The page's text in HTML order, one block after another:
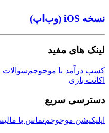
نسخه iOS (وب‌اپ)
لینک های مفید
کسب درآمد با موجوجمسوالات
اکانت بازی
دسترسی سریع
اپلیکیشن موجوجمتماس با ما